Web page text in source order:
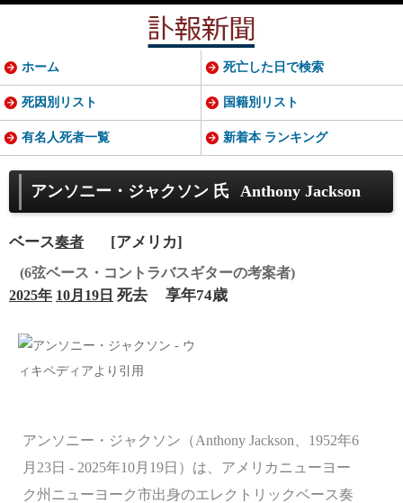
アンソニー・ジャクソン 氏 Anthony Jackson
ベース奏者 [アメリカ]
(6弦ベース・コントラバスギターの考案者)
2025年 10月19日 死去 享年74歳
アンソニー・ジャクソン（Anthony Jackson、1952年6
月23日 - 2025年10月19日）は、アメリカニューヨー
ク州ニューヨーク市出身のエレクトリックベース奏
ホーム 死亡した日で検索
死因別リスト 国籍別リスト
有名人死者一覧 新着本 ランキング